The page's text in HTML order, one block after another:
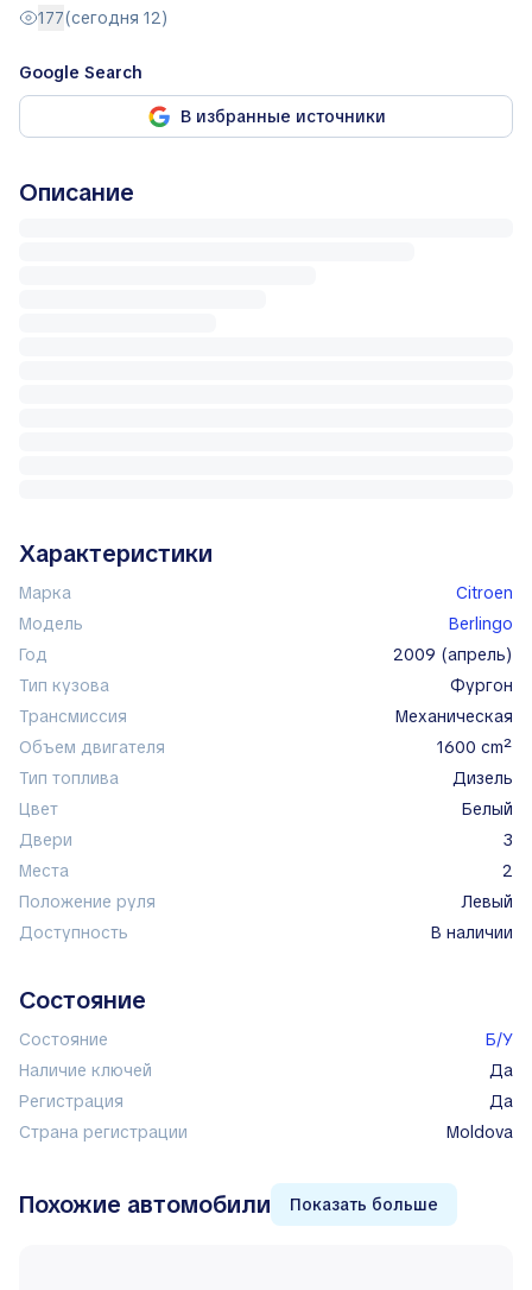
177(сегодня 12)
Google Search
В избранные источники
Описание
Характеристики
Марка
Citroen
Модель
Berlingo
Год
2009 (апрель)
Тип кузова
фургон
Трансмиссия
механическая
Объем двигателя
1600 cm²
Тип топлива
дизель
Цвет
белый
Двери
3
Места
2
Положение руля
левый
Доступность
в наличии
Состояние
Состояние
Б/У
Наличие ключей
Да
Регистрация
Да
Страна регистрации
Moldova
Похожие автомобили Показать больше